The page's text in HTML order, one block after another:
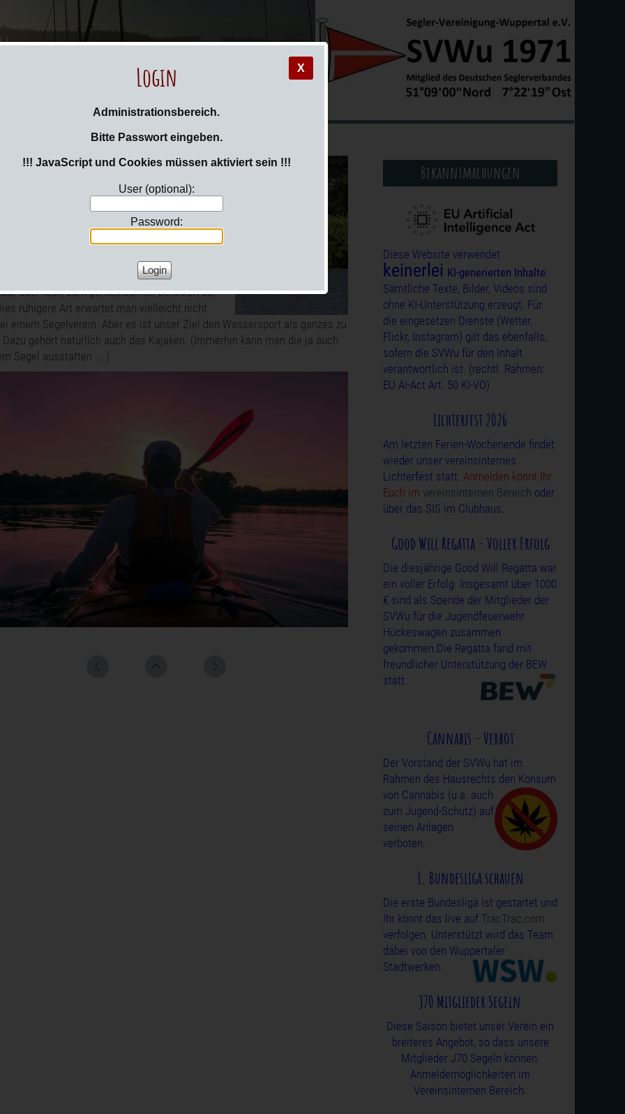
X
Login
Administrationsbereich.
Bitte Passwort eingeben.
!!! JavaScript und Cookies müssen aktiviert sein !!!
User (optional):
Password:
/ Kajak
haben wir natürlich auch. Auch wenn die
Surfbretter eigentlich nur noch von der
Freizeitbeschäftigung oder als Stand-up
Board gebraucht werden.
Mitglieder nutzen auch gerne ein Kajak
oder fest) zum gemeinsamen Befahren der
ruhigere Art erwartet man vielleicht nicht
einem Segelverein. Aber es ist unser Ziel den Wassersport als ganzes zu
Dazu gehört natürlich auch das Kajaken. (Immerhin kann man die ja auch
Segel ausstatten ....)
Bekanntmachungen
Diese Website verwendet
keinerlei KI-generierten Inhalte.
Sämtliche Texte, Bilder, Videos sind
ohne KI-Unterstützung erzeugt. Für
die eingesetzen Dienste (Wetter,
Flickr, Instagram) gilt das ebenfalls,
sofern die SVWu für den Inhalt
verantwortlich ist. (rechtl. Rahmen:
EU AI-Act Art. 50 KI-VO)
Lichterfest 2026
Am letzten Ferien-Wochenende findet
wieder unser vereinsinternes
Lichterfest statt. Anmelden könnt Ihr
Euch im vereinsinternen Bereich oder
über das SIS im Clubhaus.
Good Will Regatta - Voller Erfolg
Die diesjährige Good Will Regatta war
ein voller Erfolg. Insgesamt über 1000
€ sind als Spende der Mitglieder der
SVWu für die Jugendfeuerwehr
Hückeswagen zusammen
gekommen.Die Regatta fand mit
freundlicher Unterstützung der BEW
statt.
Cannabis - Verbot
Der Vorstand der SVWu hat im
Rahmen des Hausrechts den Konsum
von Cannabis (u.a. auch
zum Jugend-Schutz) auf
seinen Anlagen
verboten.
1. Bundesliga schauen
Die erste Bundesliga ist gestartet und
Ihr könnt das live auf TracTrac.com
verfolgen. Unterstützt wird das Team
dabei von den Wuppertaler
Stadtwerken.
J70 Mitglieder Segeln
Diese Saison bietet unser Verein ein
breiteres Angebot, so dass unsere
Mitglieder J70 Segeln können.
Anmeldemöglichkeiten im
Vereinsinternen Bereich.